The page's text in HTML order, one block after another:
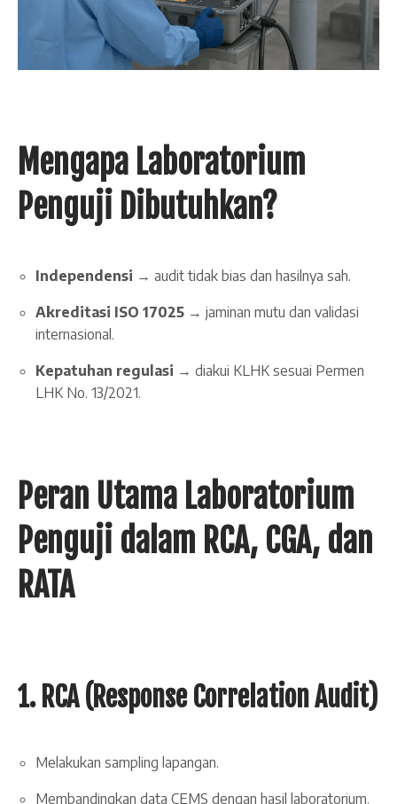
Mengapa Laboratorium
Penguji Dibutuhkan?
Independensi → audit tidak bias dan hasilnya sah.
Akreditasi ISO 17025 → jaminan mutu dan validasi
internasional.
Kepatuhan regulasi → diakui KLHK sesuai Permen
LHK No. 13/2021.
Peran Utama Laboratorium
Penguji dalam RCA, CGA, dan
RATA
1. RCA (Response Correlation Audit)
Melakukan sampling lapangan.
Membandingkan data CEMS dengan hasil laboratorium.